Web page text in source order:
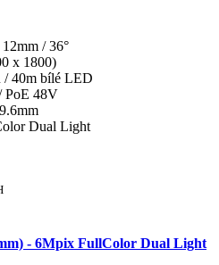
/ 36°
x 1800)
/ 40m bílé LED
PoE 48V
Dual Light
- 6Mpix FullColor Dual Light